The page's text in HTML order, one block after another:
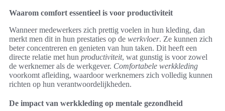
Waarom comfort essentieel is voor productiviteit
Wanneer medewerkers zich prettig voelen in hun kleding, dan
merkt men dit in hun prestaties op de werkvloer. Ze kunnen zich
beter concentreren en genieten van hun taken. Dit heeft een
directe relatie met hun productiviteit, wat gunstig is voor zowel
de werknemer als de werkgever. Comfortabele werkkleding
voorkomt afleiding, waardoor werknemers zich volledig kunnen
richten op hun verantwoordelijkheden.
De impact van werkkleding op mentale gezondheid